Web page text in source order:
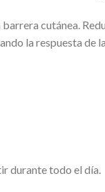
cutánea.
la respuesta de
durante todo el día.